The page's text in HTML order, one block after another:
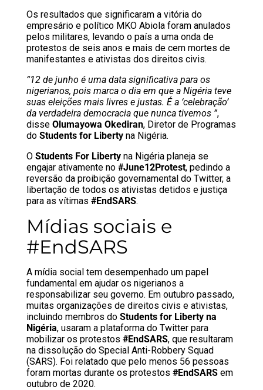
Os resultados que significaram a vitória do
empresário e político MKO Abiola foram anulados
pelos militares, levando o país a uma onda de
protestos de seis anos e mais de cem mortes de
manifestantes e ativistas dos direitos civis.
“12 de junho é uma data significativa para os
nigerianos, pois marca o dia em que a Nigéria teve
suas eleições mais livres e justas. É a ‘celebração’
da verdadeira democracia que nunca tivemos ”,
disse Olumayowa Okediran, Diretor de Programas
do Students for Libertyna Nigéria.
O Students For Libertyna Nigéria planeja se
engajar ativamente no #June12Protest, pedindo a
reversão da proibição governamental do Twitter, a
libertação de todos os ativistas detidos e justiça
para as vítimas #EndSARS.
Mídias sociais e
#EndSARS
A mídia social tem desempenhado um papel
fundamental em ajudar os nigerianos a
responsabilizar seu governo. Em outubro passado,
muitas organizações de direitos civis e ativistas,
incluindo membros do Students for Liberty na
Nigéria, usaram a plataforma do Twitter para
mobilizar os protestos #EndSARS, que resultaram
na dissolução do Special Anti-Robbery Squad
(SARS). Foi relatado que pelo menos 56 pessoas
foram mortas durante os protestos #EndSARSem
outubro de 2020.